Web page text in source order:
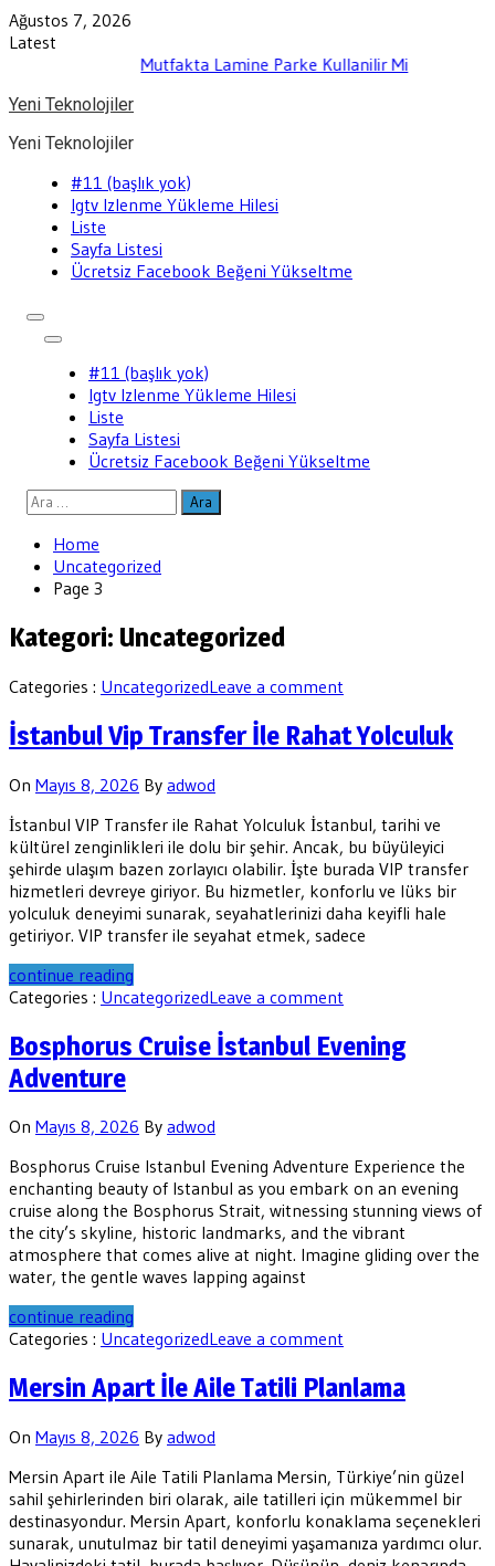
Skip
to
Ağustos 7, 2026
Latest
Mutfakta Lamine Parke Kullanilir Mi
Yeni Teknolojiler
Yeni Teknolojiler
#11 (başlık yok)
Igtv Izlenme Yükleme Hilesi
Liste
Sayfa Listesi
Ücretsiz Facebook Beğeni Yükseltme
#11 (başlık yok)
Igtv Izlenme Yükleme Hilesi
Liste
Sayfa Listesi
Ücretsiz Facebook Beğeni Yükseltme
Arama:
Home
Uncategorized
Page 3
Kategori: Uncategorized
Categories : UncategorizedLeave a comment
İstanbul Vip Transfer İle Rahat Yolculuk
On Mayıs 8, 2026 By adwod
İstanbul VIP Transfer ile Rahat Yolculuk İstanbul, tarihi ve
kültürel zenginlikleri ile dolu bir şehir. Ancak, bu büyüleyici
şehirde ulaşım bazen zorlayıcı olabilir. İşte burada VIP transfer
hizmetleri devreye giriyor. Bu hizmetler, konforlu ve lüks bir
yolculuk deneyimi sunarak, seyahatlerinizi daha keyifli hale
getiriyor. VIP transfer ile seyahat etmek, sadece
continue reading
Categories : UncategorizedLeave a comment
Bosphorus Cruise İstanbul Evening
Adventure
On Mayıs 8, 2026 By adwod
Bosphorus Cruise Istanbul Evening Adventure Experience the
enchanting beauty of Istanbul as you embark on an evening
cruise along the Bosphorus Strait, witnessing stunning views of
the city’s skyline, historic landmarks, and the vibrant
atmosphere that comes alive at night. Imagine gliding over the
water, the gentle waves lapping against
continue reading
Categories : UncategorizedLeave a comment
Mersin Apart İle Aile Tatili Planlama
On Mayıs 8, 2026 By adwod
Mersin Apart ile Aile Tatili Planlama Mersin, Türkiye’nin güzel
sahil şehirlerinden biri olarak, aile tatilleri için mükemmel bir
destinasyondur. Mersin Apart, konforlu konaklama seçenekleri
sunarak, unutulmaz bir tatil deneyimi yaşamanıza yardımcı olur.